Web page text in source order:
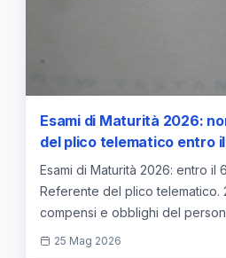
Esami di Maturità 2026:
del plico telematico entro il
su funzioni, compensi e
Esami di Maturità 2026: entro il
Referente del plico telematico.
compensi e obblighi del
25 Mag 2026